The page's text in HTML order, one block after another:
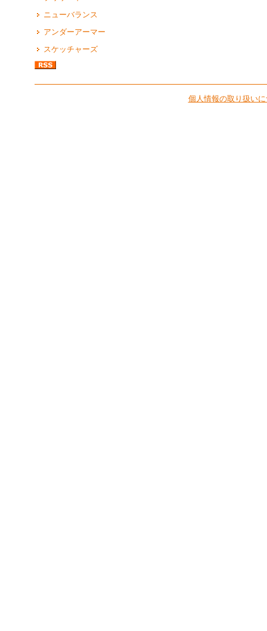
ニューバランス
アンダーアーマー
スケッチャーズ
個人情報の取り扱い